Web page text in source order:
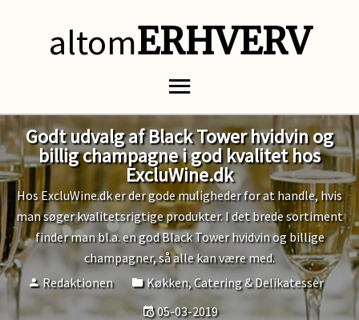
altomERHVERV
Godt udvalg af Black Tower hvidvin og
billig champagne i god kvalitet hos
ExcluWine.dk
Hos ExcluWine.dk er der gode muligheder for at handle, hvis
man søger kvalitetsrigtige produkter. I det brede sortiment
finder man bl.a. en god Black Tower hvidvin og billige
champagner, så alle kan være med.
Redaktionen
Køkken, Catering & Delikatesser
05-03-2019